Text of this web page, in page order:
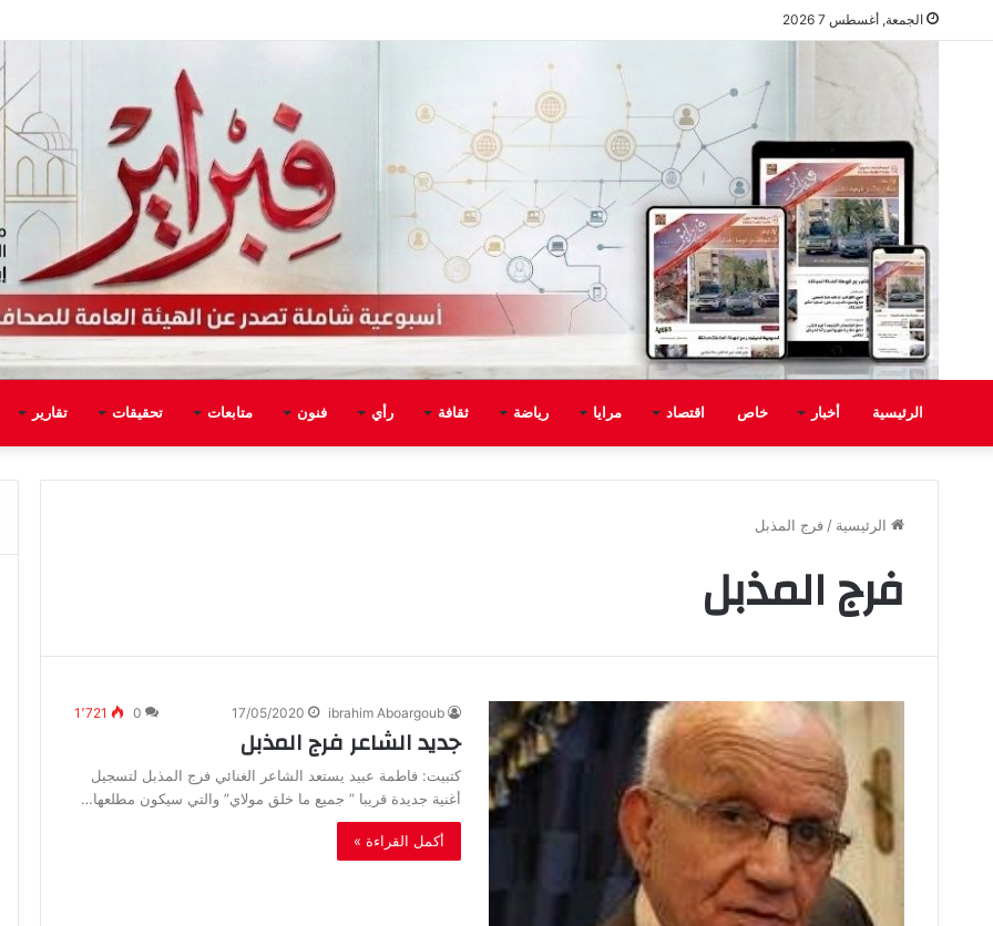
الجمعة, أغسطس 7 2026
الرئيسية أخبار خاص اقتصاد مرايا رياضة ثقافة رأي فنون متابعات تحقيقات تقارير
الرئيسية / فرج المذبل
فرج المذبل
ibrahim Aboargoub
17/05/2020
0 1٬721
جديد الشاعر فرج المذبل
كتبيت: فاطمة عبيد يستعد الشاعر الغنائي فرج المذبل لتسجيل
أغنية جديدة قريبا ” جميع ما خلق مولاي” والتي سيكون مطلعها…
أكمل القراءة »